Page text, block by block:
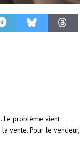
Le problème vient
vente. Pour le vendeur,